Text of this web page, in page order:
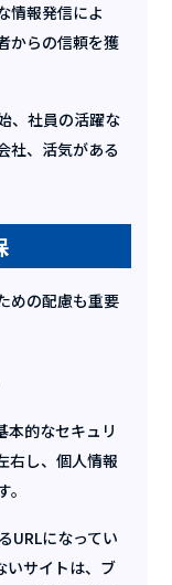
情報発信によ
からの信頼を獲
、社員の活躍な
社、活気がある
めの配慮も重要
的なセキュリ
右し、個人情報
になってい
いサイトは、ブ